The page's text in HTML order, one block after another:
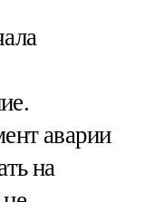
аварии
на